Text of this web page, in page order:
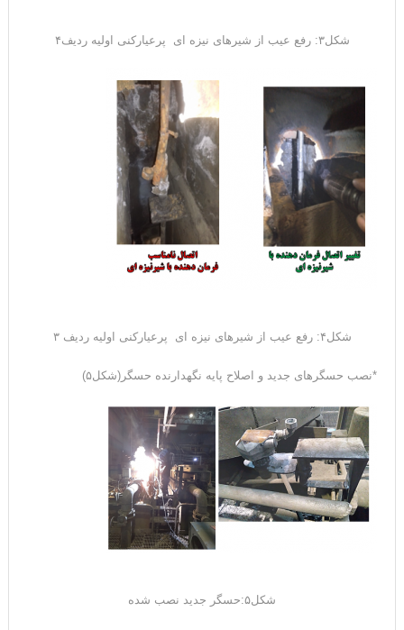
شکل۳: رفع عیب از شیرهای نیزه ای پرعیارکنی اولیه ردیف۴
شکل۴: رفع عیب از شیرهای نیزه ای پرعیارکنی اولیه ردیف ۳
*نصب حسگرهای جدید و اصلاح پایه نگهدارنده حسگر(شکل۵)
شکل۵:حسگر جدید نصب شده